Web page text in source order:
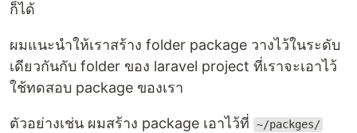
ก็ได้
ผมแนะนำให้เราสร้าง folder package วางไว้ในระดับ
เดียวกันกับ folder ของ laravel project ที่เราจะเอาไว้
ใช้ทดสอบ package ของเรา
ตัวอย่างเช่น ผมสร้าง package เอาไว้ที่ ~/packges/